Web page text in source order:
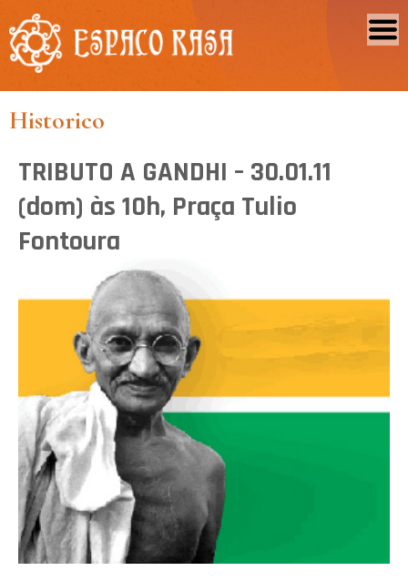
Historico
TRIBUTO A GANDHI – 30.01.11
(dom) às 10h, Praça Tulio
Fontoura